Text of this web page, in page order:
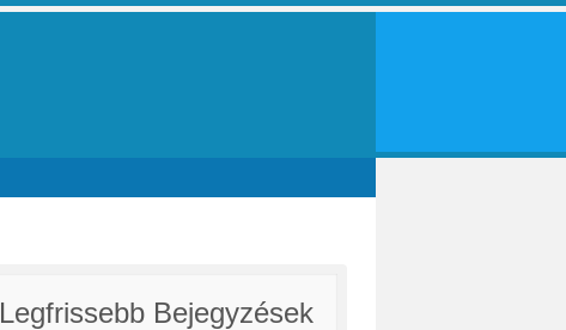
Legfrissebb Bejegyzések